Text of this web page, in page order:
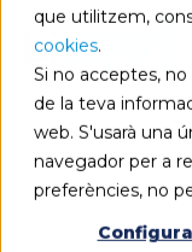
que utilitzem,
cookies.
Si no acceptes,
de la teva
web. S'usarà una
navegador per a
preferències, no
Blog Home